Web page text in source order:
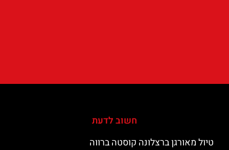
חשוב לדעת
טיול מאורגן ברצלונה קוסטה ברווה